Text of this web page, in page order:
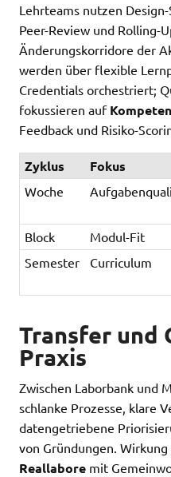
Lehrteams nutzen
Peer-Review und Rolling-
Änderungskorridore der
werden über flexible
Credentials orchestriert;
fokussieren auf
Feedback und Risiko-
Zyklus Fokus
Woche
Block
Modul-Fit
Semester
Curriculum
Transfer und
Praxis
Zwischen Laborbank und
schlanke Prozesse, klare
datengetriebene
von Gründungen.
Reallabore mit